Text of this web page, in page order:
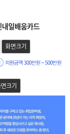
일배움카드
화면크기
크기